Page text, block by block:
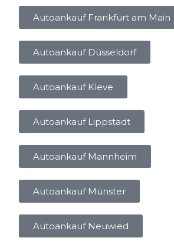
Autoankauf Frankfurt am Main
Autoankauf Düsseldorf
Autoankauf Kleve
Autoankauf Lippstadt
Autoankauf Mannheim
Autoankauf Münster
Autoankauf Neuwied